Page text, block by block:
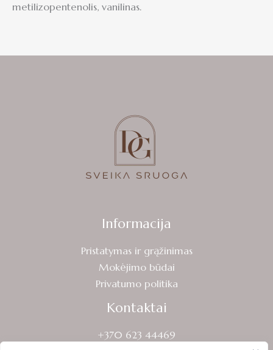
metilizopentenolis, vanilinas.
Informacija
Pristatymas ir grąžinimas
Mokėjimo būdai
Privatumo politika
Kontaktai
+370 623 44469